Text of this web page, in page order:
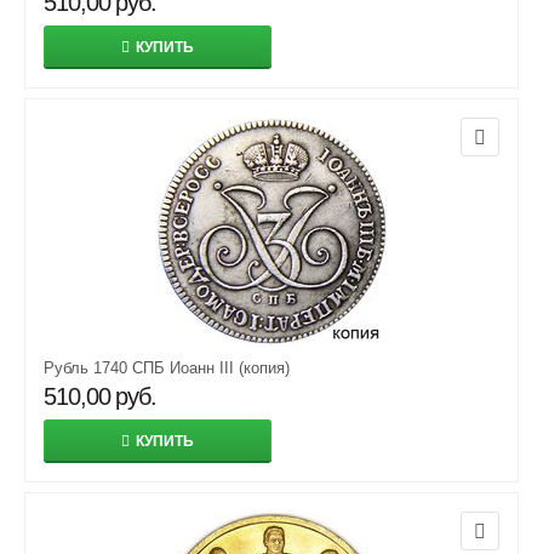
КУПИТЬ
Рубль 1740 СПБ Иоанн III (копия)
510,00 руб.
КУПИТЬ